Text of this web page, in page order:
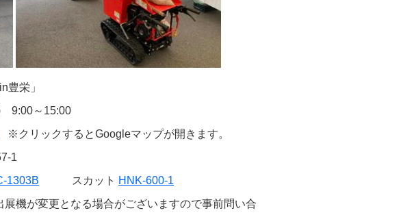
豊栄」
9:00～15:00
※クリックするとGoogleマップが開きます。
1
1303B スカット HNK-600-1
機が変更となる場合がございますので事前問い合